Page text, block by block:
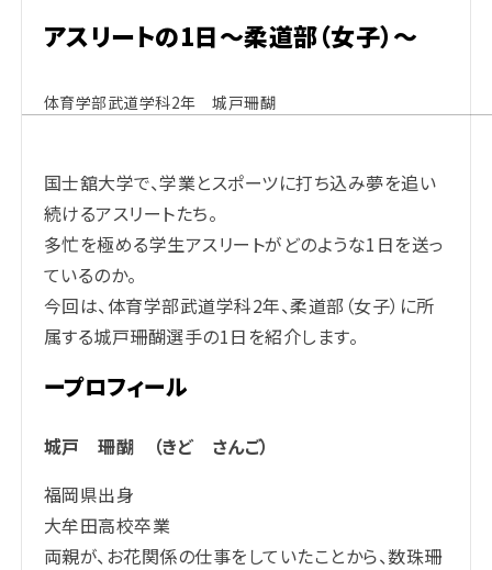
アスリートの1日～柔道部（女子）～
体育学部武道学科2年 城戸珊醐
国士舘大学で、学業とスポーツに打ち込み夢を追い
続けるアスリートたち。
多忙を極める学生アスリートがどのような1日を送っ
ているのか。
今回は、体育学部武道学科2年、柔道部（女子）に所
属する城戸珊醐選手の1日を紹介します。
ープロフィール
城戸珊醐 （きど さんご）
福岡県出身
大牟田高校卒業
両親が、お花関係の仕事をしていたことから、数珠珊